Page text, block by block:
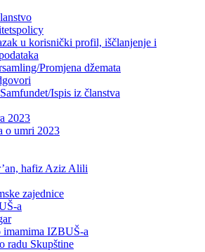
u korisnički profil, iščlanjenje i
Promjena džemata
Ispis iz članstva
2023
o umri 2023
hafiz Aziz Alili
zajednice
a
imamima IZBUŠ-a
radu Skupštine